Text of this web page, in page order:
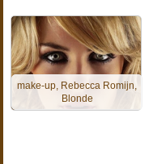
make-up, Rebecca Romijn,
Blonde